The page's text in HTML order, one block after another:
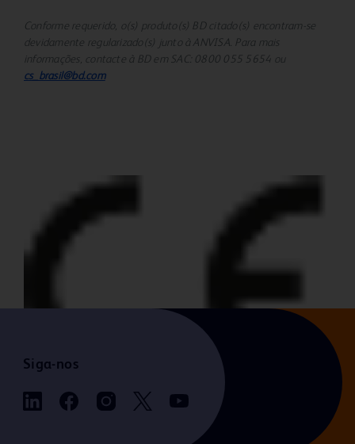
Conforme requerido, o(s) produto(s) BD citado(s) encontram-se
devidamente regularizado(s) junto à ANVISA. Para mais
informações, contacte à BD em SAC: 0800 055 5654 ou
cs_brasil@bd.com
Siga-nos